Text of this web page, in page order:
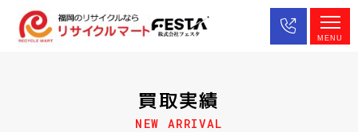
買取実績
NEW ARRIVAL
MENU